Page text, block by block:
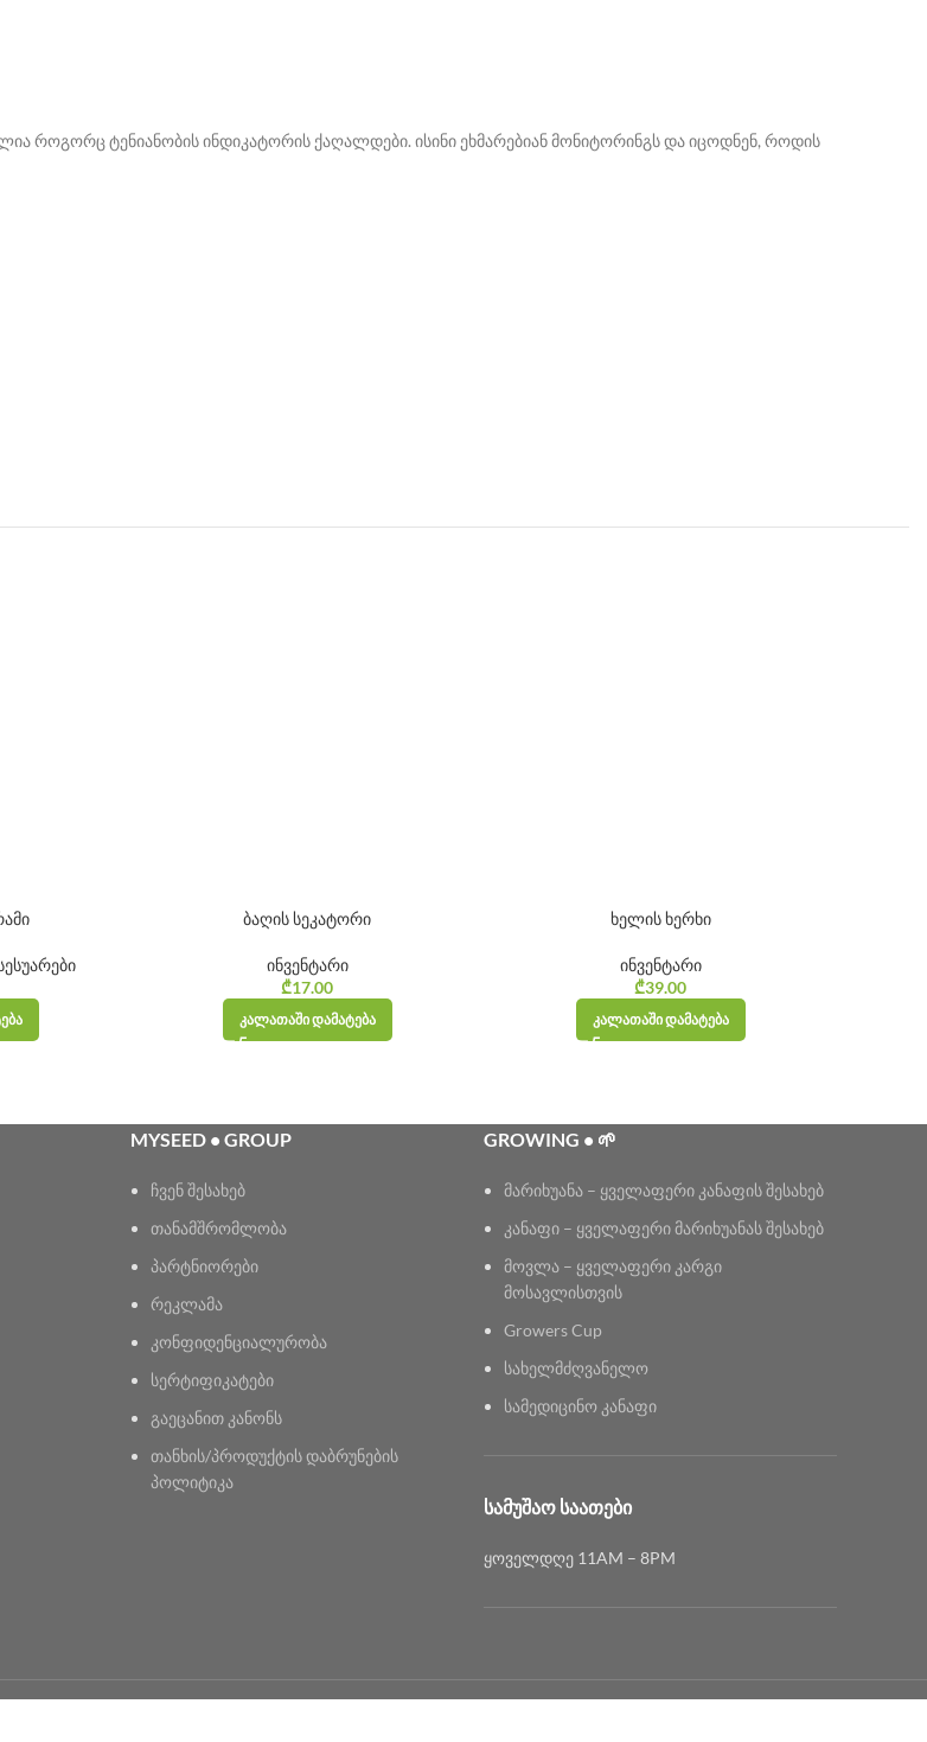
როგორც ტენიანობის ინდიკატორის ქაღალდები. ისინი ეხმარებიან მონიტორინგს და იცოდნენ, როდის
ბაღის სეკატორი
ინვენტარი
₾17.00
ᲙᲐᲚᲐᲗᲐᲨᲘ ᲓᲐᲛᲐᲢᲔᲑᲐ
ხელის ხერხი
ინვენტარი
₾39.00
ᲙᲐᲚᲐᲗᲐᲨᲘ ᲓᲐᲛᲐᲢᲔᲑᲐ
MYSEED • GROUP
ჩვენ შესახებ
თანამშრომლობა
პარტნიორები
რეკლამა
კონფიდენციალურობა
სერტიფიკატები
გაეცანით კანონს
თანხის/პროდუქტის დაბრუნების
პოლიტიკა
GROWING • 🌱
მარიხუანა – ყველაფერი კანაფის შესახებ
კანაფი – ყველაფერი მარიხუანას შესახებ
მოვლა – ყველაფერი კარგი
მოსავლისთვის
Growers Cup
სახელმძღვანელო
სამედიცინო კანაფი
ᲡᲐᲛᲣᲨᲐᲝ ᲡᲐᲐᲗᲔᲑᲘ
ყოველდღე 11AM – 8PM